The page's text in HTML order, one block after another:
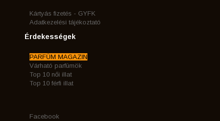
Kártyás fizetés - GYFK
Adatkezelési tájékoztató
Érdekességek
PARFÜM MAGAZIN
Várható parfümök
Top 10 női illat
Top 10 férfi illat
Facebook